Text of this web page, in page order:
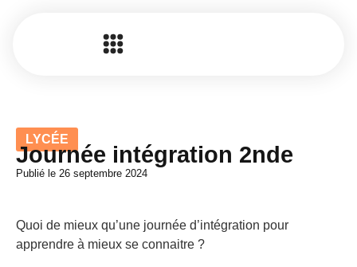
LYCÉE
Journée intégration 2nde
Publié le 26 septembre 2024
Quoi de mieux qu’une journée d’intégration pour
apprendre à mieux se connaitre ?